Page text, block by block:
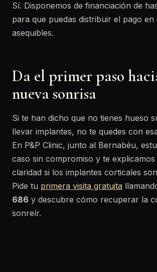
Sí. Disponemos de financiación de
para que puedas distribuir el pago en
asequibles.
Da el primer paso
nueva sonrisa
Si te han dicho que no tienes hueso
llevar implantes, no te quedes con
En P&P Clinic, junto al Bernabéu,
caso sin compromiso y te
claridad si los implantes corticales
Pide tu primera visita gratuita
686 y descubre cómo recuperar la
sonreír.